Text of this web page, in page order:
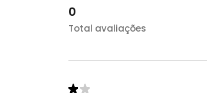
0
Total avaliações